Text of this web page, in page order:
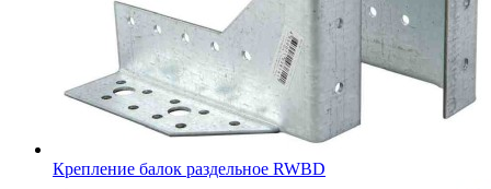
Крепление балок раздельное RWBD